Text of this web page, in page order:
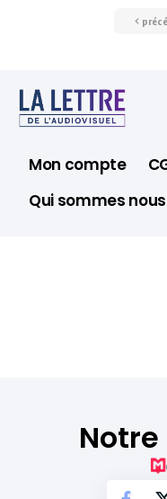
Mon compte
Qui sommes